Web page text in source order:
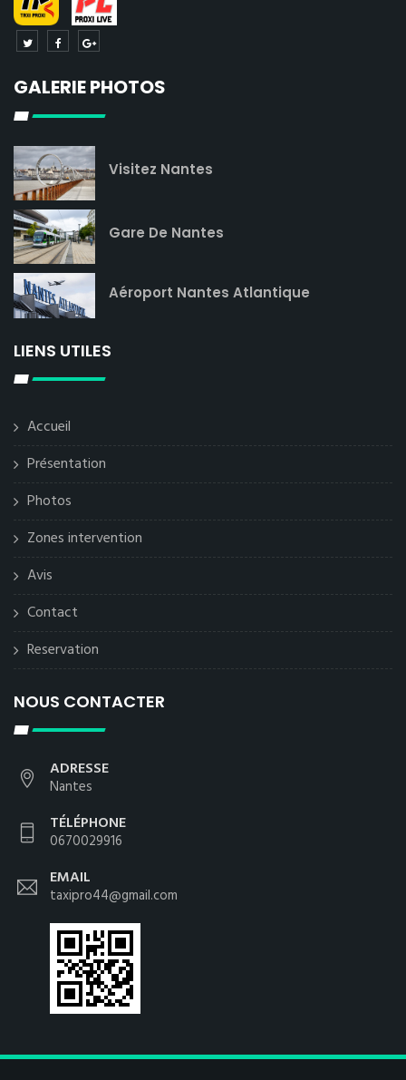
GALERIE PHOTOS
Visitez Nantes
Gare De Nantes
Aéroport Nantes Atlantique
LIENS UTILES
Accueil
Présentation
Photos
Zones intervention
Avis
Contact
Reservation
NOUS CONTACTER
ADRESSE
Nantes
TÉLÉPHONE
0670029916
EMAIL
taxipro44@gmail.com